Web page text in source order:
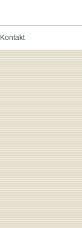
Kontakt